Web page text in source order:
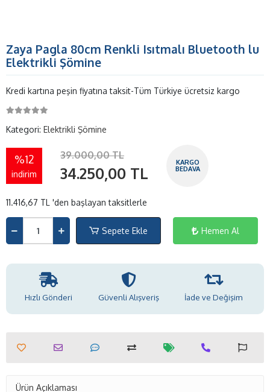
Zaya Pagla 80cm Renkli Isıtmalı Bluetooth lu
Elektrikli Şömine
Kredi kartına peşin fiyatına taksit-Tüm Türkiye ücretsiz kargo
Kategori: Elektrikli Şömine
%12
indirim
39.000,00 TL
34.250,00 TL
KARGO
BEDAVA
11.416,67 TL 'den başlayan taksitlerle
Sepete Ekle Hemen Al
Hızlı Gönderi Güvenli Alışveriş İade ve Değişim
Ürün Açıklaması